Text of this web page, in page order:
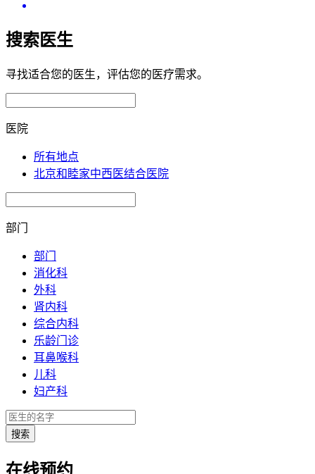
搜索医生
寻找适合您的医生，评估您的医疗需求。
医院
所有地点
北京和睦家中西医结合医院
部门
部门
消化科
外科
肾内科
综合内科
乐龄门诊
耳鼻喉科
儿科
妇产科